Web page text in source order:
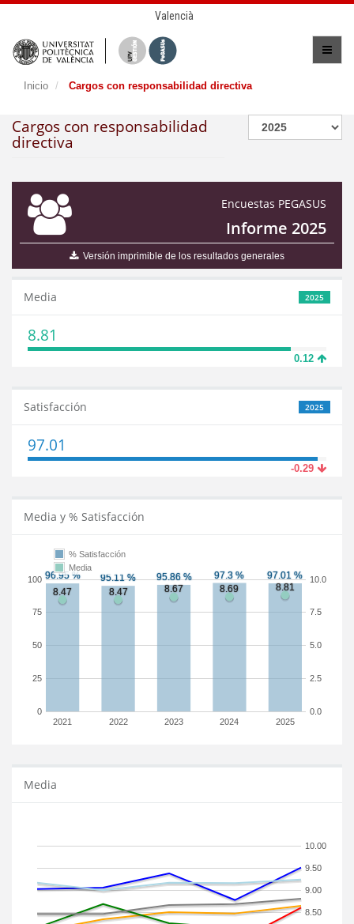
Valencià
Inicio Cargos con responsabilidad directiva
Cargos con responsabilidad
directiva
Encuestas PEGASUS
Informe 2025
Versión imprimible de los resultados generales
2025
Media
8.81
0.12
2025
Satisfacción
97.01
-0.29
Media y % Satisfacción
2021 2022 2023 2024 2025
0
25
50
75
100
0.0
2.5
5.0
7.5
10.0
% Satisfacción
Media
Media
8.50
9.00
9.50
10.00